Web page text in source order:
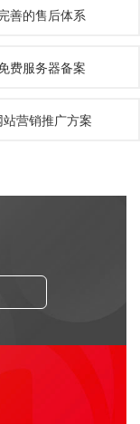
善的售后体系
费服务器备案
站营销推广方案